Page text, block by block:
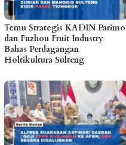
Temu Strategis KADIN Parimo
dan Fuzhou Fruit Industry
Bahas Perdagangan
Holtikultura Sulteng